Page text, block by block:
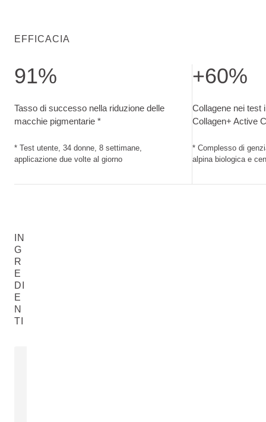
EFFICACIA
91%
Tasso di successo nella riduzione delle
macchie pigmentarie *
* Test utente, 34 donne, 8 settimane,
applicazione due volte al giorno
+60%
Collagene nei test
Collagen+ Active
* Complesso di
alpina biologica e
IN
G
R
E
DI
E
N
TI